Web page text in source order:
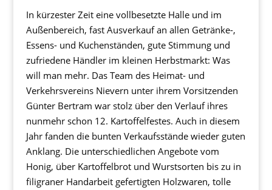
In kürzester Zeit eine vollbesetzte Halle und im
Außenbereich, fast Ausverkauf an allen Getränke-,
Essens- und Kuchenständen, gute Stimmung und
zufriedene Händler im kleinen Herbstmarkt: Was
will man mehr. Das Team des Heimat- und
Verkehrsvereins Nievern unter ihrem Vorsitzenden
Günter Bertram war stolz über den Verlauf ihres
nunmehr schon 12. Kartoffelfestes. Auch in diesem
Jahr fanden die bunten Verkaufsstände wieder guten
Anklang. Die unterschiedlichen Angebote vom
Honig, über Kartoffelbrot und Wurstsorten bis zu in
filigraner Handarbeit gefertigten Holzwaren, tolle